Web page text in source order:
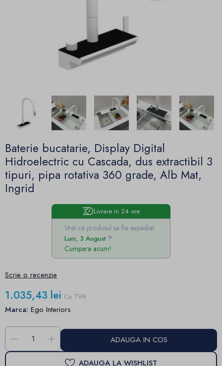
Baterie bucatarie, Display Digital
Hidroelectric cu Cascada, dus extractibil 3
tipuri, pipa rotativa 360 grade, Alb Mat,
Ingrid
Livrare in 24 ore
Vrei ca produsul sa fie expediat
Luni, 3 August
Cumpara acum!
Scrie o recenzie
1.035,43 lei Cu TVA
Marca: Ego Interiors
- + ADAUGA IN COS
ADAUGA LA WISHLIST